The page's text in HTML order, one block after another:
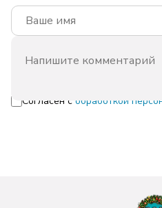
Согласен с обработкой